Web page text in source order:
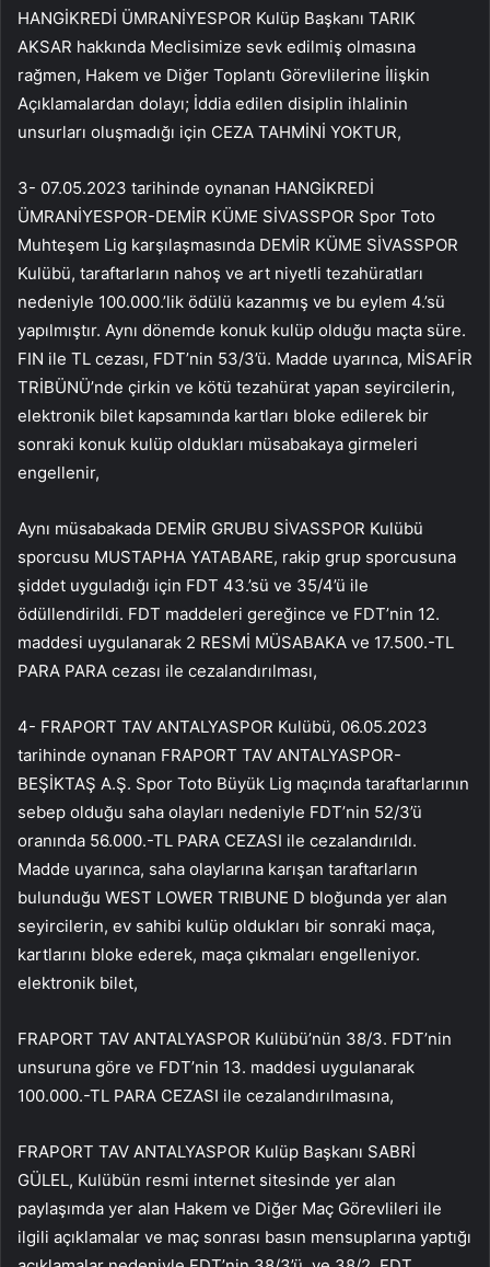
HANGİKREDİ ÜMRANİYESPOR Kulüp Başkanı TARIK
AKSAR hakkında Meclisimize sevk edilmiş olmasına
rağmen, Hakem ve Diğer Toplantı Görevlilerine İlişkin
Açıklamalardan dolayı; İddia edilen disiplin ihlalinin
unsurları oluşmadığı için CEZA TAHMİNİ YOKTUR,
3- 07.05.2023 tarihinde oynanan HANGİKREDİ
ÜMRANİYESPOR-DEMİR KÜME SİVASSPOR Spor Toto
Muhteşem Lig karşılaşmasında DEMİR KÜME SİVASSPOR
Kulübü, taraftarların nahoş ve art niyetli tezahüratları
nedeniyle 100.000.’lik ödülü kazanmış ve bu eylem 4.’sü
yapılmıştır. Aynı dönemde konuk kulüp olduğu maçta süre.
FIN ile TL cezası, FDT’nin 53/3’ü. Madde uyarınca, MİSAFİR
TRİBÜNÜ’nde çirkin ve kötü tezahürat yapan seyircilerin,
elektronik bilet kapsamında kartları bloke edilerek bir
sonraki konuk kulüp oldukları müsabakaya girmeleri
engellenir,
Aynı müsabakada DEMİR GRUBU SİVASSPOR Kulübü
sporcusu MUSTAPHA YATABARE, rakip grup sporcusuna
şiddet uyguladığı için FDT 43.’sü ve 35/4’ü ile
ödüllendirildi. FDT maddeleri gereğince ve FDT’nin 12.
maddesi uygulanarak 2 RESMİ MÜSABAKA ve 17.500.-TL
PARA PARA cezası ile cezalandırılması,
4- FRAPORT TAV ANTALYASPOR Kulübü, 06.05.2023
tarihinde oynanan FRAPORT TAV ANTALYASPOR-
BEŞİKTAŞ A.Ş. Spor Toto Büyük Lig maçında taraftarlarının
sebep olduğu saha olayları nedeniyle FDT’nin 52/3’ü
oranında 56.000.-TL PARA CEZASI ile cezalandırıldı.
Madde uyarınca, saha olaylarına karışan taraftarların
bulunduğu WEST LOWER TRIBUNE D bloğunda yer alan
seyircilerin, ev sahibi kulüp oldukları bir sonraki maça,
kartlarını bloke ederek, maça çıkmaları engelleniyor.
elektronik bilet,
FRAPORT TAV ANTALYASPOR Kulübü’nün 38/3. FDT’nin
unsuruna göre ve FDT’nin 13. maddesi uygulanarak
100.000.-TL PARA CEZASI ile cezalandırılmasına,
FRAPORT TAV ANTALYASPOR Kulüp Başkanı SABRİ
GÜLEL, Kulübün resmi internet sitesinde yer alan
paylaşımda yer alan Hakem ve Diğer Maç Görevlileri ile
ilgili açıklamalar ve maç sonrası basın mensuplarına yaptığı